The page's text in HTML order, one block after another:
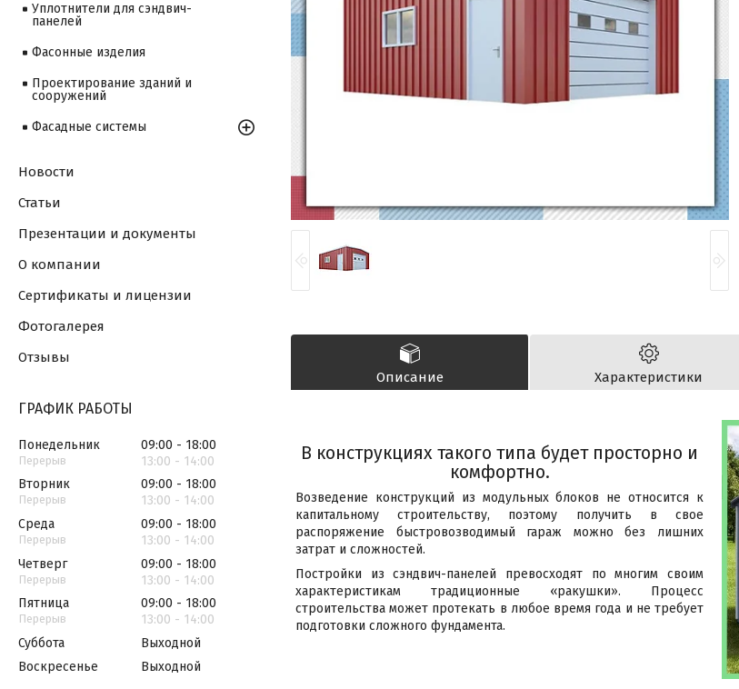
Описание Характеристики
В конструкциях такого типа будет просторно и
комфортно.
Возведение конструкций из модульных блоков не относится к
капитальному строительству, поэтому получить в свое
распоряжение быстровозводимый гараж можно без лишних
затрат и сложностей.
Постройки из сэндвич-панелей превосходят по многим своим
характеристикам традиционные «ракушки». Процесс
строительства может протекать в любое время года и не требует
подготовки сложного фундамента.
Уплотнители для сэндвич-
панелей
Фасонные изделия
Проектирование зданий и
сооружений
Фасадные системы
Новости
Статьи
Презентации и документы
О компании
Сертификаты и лицензии
Фотогалерея
Отзывы
ГРАФИК РАБОТЫ
Понедельник 09:00
18:00
13:00
14:00
Вторник
09:00
18:00
13:00
14:00
Среда
09:00
18:00
13:00
14:00
Четверг
09:00
18:00
13:00
14:00
Пятница
09:00
18:00
13:00
14:00
Суббота
Выходной
Воскресенье
Выходной